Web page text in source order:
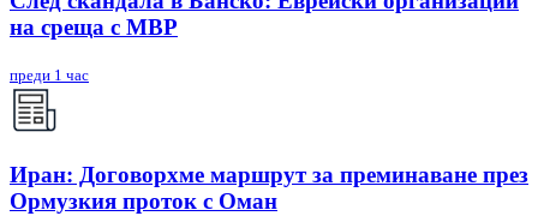
на среща с МВР
преди 1 час
Иран: Договорхме маршрут за преминаване през
Ормузкия проток с Оман